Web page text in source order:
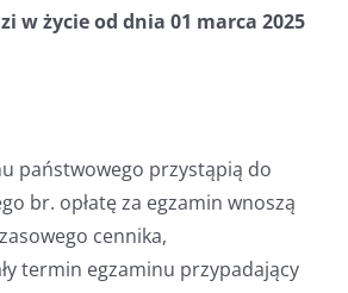
w życie od dnia 01 marca 2025
państwowego przystąpią do
br. opłatę za egzamin wnoszą
cennika,
termin egzaminu przypadający